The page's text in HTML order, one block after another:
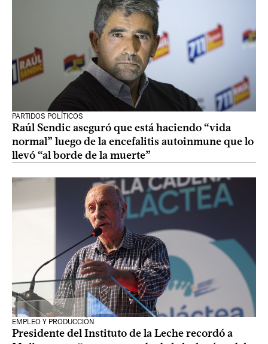
PARTIDOS POLÍTICOS
Raúl Sendic aseguró que está haciendo “vida
normal” luego de la encefalitis autoinmune que lo
llevó “al borde de la muerte”
EMPLEO Y PRODUCCIÓN
Presidente del Instituto de la Leche recordó a